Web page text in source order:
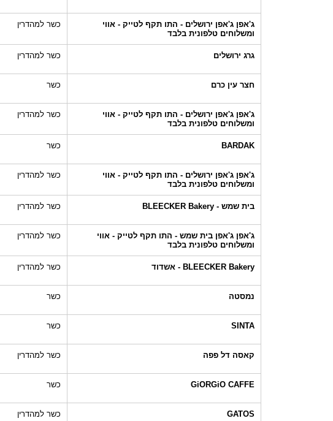
ג'אפן ג'אפן ירושלים - התו תקף לטייק - אווי
ומשלוחים טלפונית בלבד
כשר למהדרין
גרג ירושלים
כשר למהדרין
חצר עין כרם
כשר
ג'אפן ג'אפן ירושלים - התו תקף לטייק - אווי
ומשלוחים טלפונית בלבד
כשר למהדרין
BARDAK
כשר
ג'אפן ג'אפן ירושלים - התו תקף לטייק - אווי
ומשלוחים טלפונית בלבד
כשר למהדרין
בית שמש - BLEECKER Bakery
כשר למהדרין
ג'אפן ג'אפן בית שמש - התו תקף לטייק - אווי
ומשלוחים טלפונית בלבד
כשר למהדרין
BLEECKER Bakery - אשדוד
כשר למהדרין
נמסטה
כשר
SINTA
כשר
קאסה דל פפה
כשר למהדרין
GiORGiO CAFFE
כשר
GATOS
כשר למהדרין